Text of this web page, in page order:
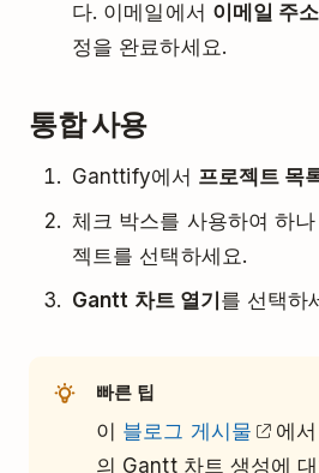
다. 이메일에서 이메일 주
정을 완료하세요.
통합 사용
Ganttify에서 프로젝트 목
체크 박스를 사용하여 하
젝트를 선택하세요.
Gantt 차트 열기 를 선택하
빠른 팁
이 블로그 게시물
에
의 Gantt 차트 생성에